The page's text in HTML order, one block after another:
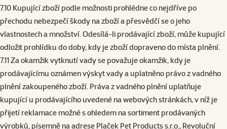
7.10 Kupující zboží podle možnosti prohlédne co nejdříve po
přechodu nebezpečí škody na zboží a přesvědčí se o jeho
vlastnostech a množství. Odesílá-li prodávající zboží, může kupující
odložit prohlídku do doby, kdy je zboží dopraveno do místa plnění.
7.11 Za okamžik vytknutí vady se považuje okamžik, kdy je
prodávajícímu oznámen výskyt vady a uplatněno právo z vadného
plnění zakoupeného zboží. Práva z vadného plnění uplatňuje
kupující u prodávajícího uvedené na webových stránkách, v níž je
přijetí reklamace možné s ohledem na sortiment prodávaných
výrobků, písemně na adrese Plaček Pet Products s.r.o., Revoluční